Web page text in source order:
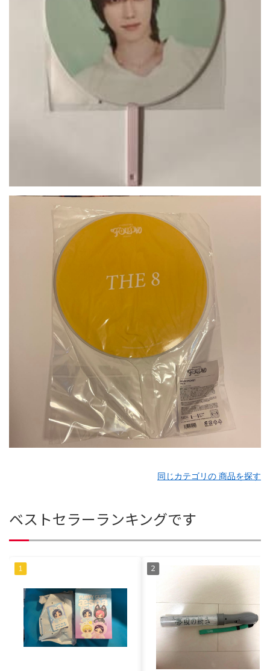
同じカテゴリの 商品を探す
ベストセラーランキングです